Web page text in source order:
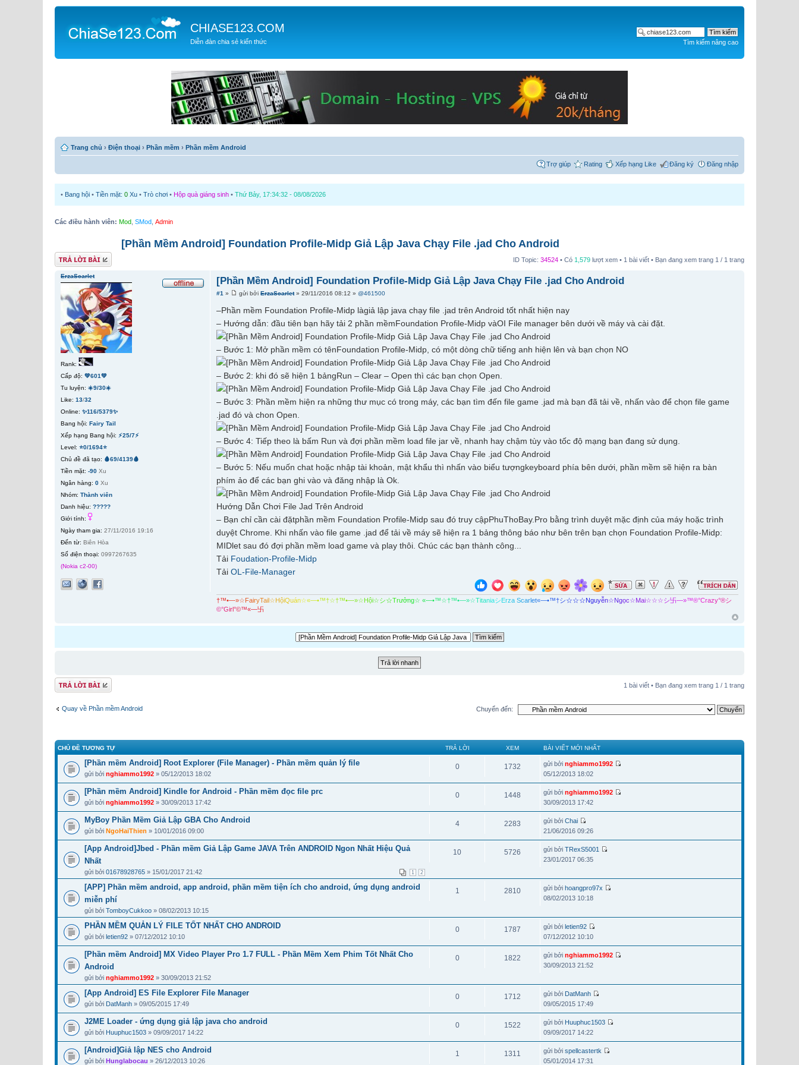
CHIASE123.COM
Diễn đàn chia sẻ kiến thức Tìm kiếm nâng cao
Trang chủ › Điện thoại › Phần mềm › Phần mềm Android
Trợ giúp Rating Xếp hạng Like Đăng ký Đăng nhập
• Bang hội • Tiền mặt: 0 Xu • Trò chơi • Hộp quà giáng sinh • Thứ Bảy, 17:34:32 - 08/08/2026
Các điều hành viên: Mod SMod Admin
[Phần Mềm Android] Foundation Profile-Midp Giả Lập Java Chạy File .jad Cho Android
Gửi bài trả lời ID Topic: 34524 • Có 1,579 lượt xem • 1 bài viết • Bạn đang xem trang 1 / 1 trang
[Phần Mềm Android] Foundation Profile-Midp Giả Lập Java Chạy File .jad Cho Android
#1 » gửi bởiErzaScarlet» 29/11/2016 08:12 »@461500
–Phần mềm Foundation Profile-Midp làgiả lập java chạy file .jad trên Android tốt nhất hiện nay
– Hướng dẫn: đầu tiên bạn hãy tải 2 phần mềmFoundation Profile-Midp vàOI File manager bên dưới về máy và cài đặt.
– Bước 1: Mở phần mềm có tênFoundation Profile-Midp, có một dòng chữ tiếng anh hiện lên và bạn chọn NO
– Bước 2: khi đó sẽ hiện 1 bảngRun – Clear – Open thì các bạn chọn Open.
– Bước 3: Phần mềm hiện ra những thư mục có trong máy, các bạn tìm đến file game .jad mà bạn đã tải về, nhấn vào để chọn file game
.jad đó và chon Open.
– Bước 4: Tiếp theo là bấm Run và đợi phần mềm load file jar về, nhanh hay chậm tùy vào tốc độ mạng bạn đang sử dụng.
– Bước 5: Nếu muốn chat hoặc nhập tài khoản, mật khẩu thì nhấn vào biểu tượngkeyboard phía bên dưới, phần mềm sẽ hiện ra bàn
phím ảo để các bạn ghi vào và đăng nhập là Ok.
Hướng Dẫn Chơi File Jad Trên Android
– Bạn chỉ cần cài đặtphần mềm Foundation Profile-Midp sau đó truy cậpPhuThoBay.Pro bằng trình duyệt mặc định của máy hoặc trình
duyệt Chrome. Khi nhấn vào file game .jad để tải về máy sẽ hiện ra 1 bảng thông báo như bên trên bạn chọn Foundation Profile-Midp:
MIDlet sau đó đợi phần mềm load game và play thôi. Chúc các bạn thành công...
Tải Foudation-Profile-Midp
TảiOL-File-Manager
†™•—»☆ FairyTai ☆ HộiQuán☆«—•™†☆†™•—»☆ Hội☆シ☆Trưởng☆ «—•™☆†™•—»☆Titaniaシ Erza Scarlet«—•™†シ☆☆☆Nguyễn☆Ngọc☆Mai☆☆☆シ卐—»™®°Crazy°®シ
©°Girl°©™«—卐
ErzaScarlet
Rank:
Cấp độ: 💚601💚
Tu luyện: ☀️9/30☀️
Like: 13/32
Online: ✨116/5379✨
Bang hội: Fairy Tail
Xếp hạng Bang hội: ⚡25/7⚡
Level: ⭐0/1694⭐
Chủ đề đã tạo: 🩸69/4139🩸
Tiền mặt: -90 Xu
Ngân hàng: 0 Xu
Nhóm: Thành viên
Danh hiệu: ?????
Giới tính:
Ngày tham gia: 27/11/2016 19:16
Đến từ: Biên Hòa
Số điện thoại: 0997267635
(Nokia c2-00)
Gửi bài trả lời 1 bài viết • Bạn đang xem trang 1 / 1 trang
Quay về Phần mềm Android Chuyển đến:
CHỦ ĐỀ TƯƠNG TỰ TRẢ LỜI XEM BÀI VIẾT MỚI NHẤT
[Phần mềm Android] Root Explorer (File Manager) - Phần mềm quản lý file
gửi bởi nghiammo1992 » 05/12/2013 18:02
0 1732 gửi bởi nghiammo1992
05/12/2013 18:02
[Phần mềm Android] Kindle for Android - Phần mềm đọc file prc
gửi bởi nghiammo1992 » 30/09/2013 17:42
0 1448 gửi bởi nghiammo1992
30/09/2013 17:42
MyBoy Phần Mềm Giả Lập GBA Cho Android
gửi bởi NgoHaiThien » 10/01/2016 09:00
4 2283 gửi bởi Chai
21/06/2016 09:26
[App Android]Jbed - Phần mềm Giả Lập Game JAVA Trên ANDROID Ngon Nhất Hiệu Quả
Nhất
1 2
gửi bởi 01678928765 » 15/01/2017 21:42
10 5726 gửi bởi TRexS5001
23/01/2017 06:35
[APP] Phần mềm android, app android, phần mềm tiện ích cho android, ứng dụng android
miễn phí
gửi bởi TomboyCukkoo » 08/02/2013 10:15
1 2810 gửi bởi hoangpro97x
08/02/2013 10:18
PHẦN MỀM QUẢN LÝ FILE TỐT NHẤT CHO ANDROID
gửi bởi letien92 » 07/12/2012 10:10
0 1787 gửi bởi letien92
07/12/2012 10:10
[Phần mềm Android] MX Video Player Pro 1.7 FULL - Phần Mềm Xem Phim Tốt Nhất Cho
Android
gửi bởi nghiammo1992 » 30/09/2013 21:52
0 1822 gửi bởi nghiammo1992
30/09/2013 21:52
[App Android] ES File Explorer File Manager
gửi bởi DatManh » 09/05/2015 17:49
0 1712 gửi bởi DatManh
09/05/2015 17:49
J2ME Loader - ứng dụng giả lập java cho android
gửi bởi Huuphuc1503 » 09/09/2017 14:22
0 1522 gửi bởi Huuphuc1503
09/09/2017 14:22
[Android]Giả lập NES cho Android
gửi bởi Hunglabocau » 26/12/2013 10:26
1 1311 gửi bởi spellcastertk
05/01/2014 17:31